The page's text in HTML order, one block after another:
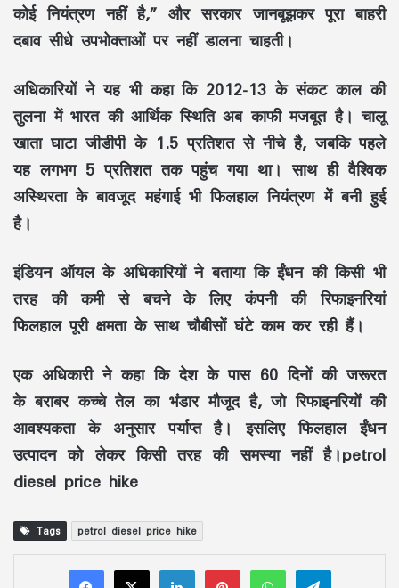
कोई नियंत्रण नहीं है,” और सरकार जानबूझकर पूरा बाहरी
दबाव सीधे उपभोक्ताओं पर नहीं डालना चाहती।
अधिकारियों ने यह भी कहा कि 2012-13 के संकट काल की
तुलना में भारत की आर्थिक स्थिति अब काफी मजबूत है। चालू
खाता घाटा जीडीपी के 1.5 प्रतिशत से नीचे है, जबकि पहले
यह लगभग 5 प्रतिशत तक पहुंच गया था। साथ ही वैश्विक
अस्थिरता के बावजूद महंगाई भी फिलहाल नियंत्रण में बनी हुई
है।
इंडियन ऑयल के अधिकारियों ने बताया कि ईंधन की किसी भी
तरह की कमी से बचने के लिए कंपनी की रिफाइनरियां
फिलहाल पूरी क्षमता के साथ चौबीसों घंटे काम कर रही हैं।
एक अधिकारी ने कहा कि देश के पास 60 दिनों की जरूरत
के बराबर कच्चे तेल का भंडार मौजूद है, जो रिफाइनरियों की
आवश्यकता के अनुसार पर्याप्त है। इसलिए फिलहाल ईंधन
उत्पादन को लेकर किसी तरह की समस्या नहीं है।petrol
diesel price hike
Tags petrol diesel price hike
LinkedInPinterestWhatsAppTelegram